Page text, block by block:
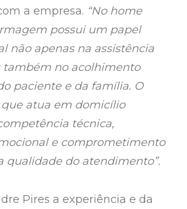
a empresa. “No home
possui um papel
não apenas na assistência
também no acolhimento
paciente e da família. O
atua em domicílio
técnica,
e comprometimento
qualidade do atendimento”.
Pires a experiência e da